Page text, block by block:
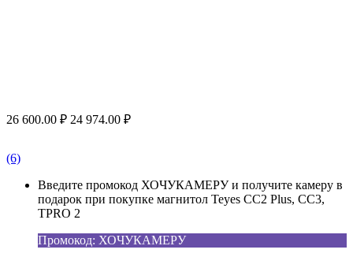
26 600.00 ₽ 24 974.00 ₽
(6)
Введите промокод ХОЧУКАМЕРУ и получите камеру в
подарок при покупке магнитол Teyes CC2 Plus, CC3,
TPRO 2
Промокод: ХОЧУКАМЕРУ